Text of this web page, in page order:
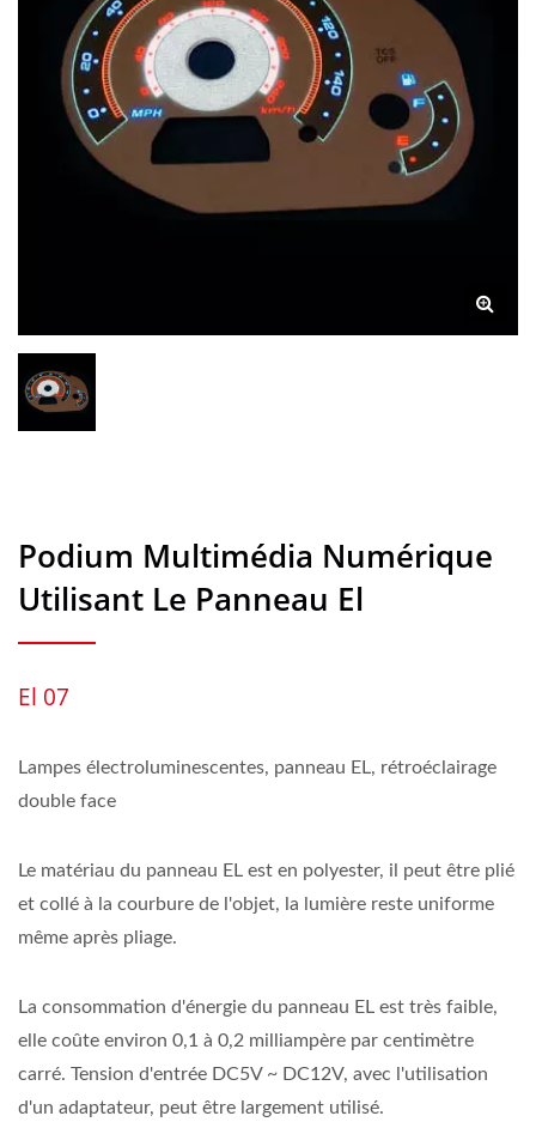
Podium Multimédia Numérique
Utilisant Le Panneau El
El 07
Lampes électroluminescentes, panneau EL, rétroéclairage
double face
Le matériau du panneau EL est en polyester, il peut être plié
et collé à la courbure de l'objet, la lumière reste uniforme
même après pliage.
La consommation d'énergie du panneau EL est très faible,
elle coûte environ 0,1 à 0,2 milliampère par centimètre
carré. Tension d'entrée DC5V ~ DC12V, avec l'utilisation
d'un adaptateur, peut être largement utilisé.